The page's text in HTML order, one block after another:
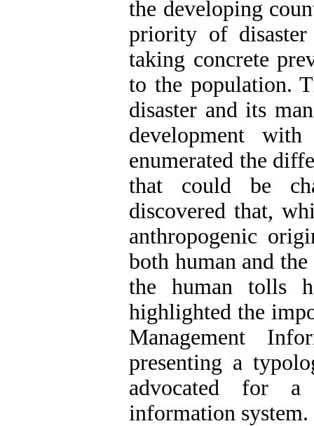
the developing
priority of
taking concrete
to the population.
disaster and its
development
enumerated the
that could be
discovered that,
anthropogenic
both human and
the human tolls
highlighted the
Management
presenting a
advocated for a
information system.